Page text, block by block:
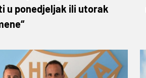
u ponedjeljak ili utorak